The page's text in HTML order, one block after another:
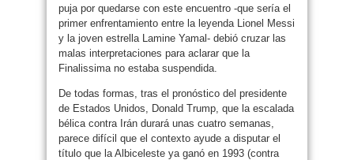
puja por quedarse con este encuentro -que sería el
primer enfrentamiento entre la leyenda Lionel Messi
y la joven estrella Lamine Yamal- debió cruzar las
malas interpretaciones para aclarar que la
Finalissima no estaba suspendida.
De todas formas, tras el pronóstico del presidente
de Estados Unidos, Donald Trump, que la escalada
bélica contra Irán durará unas cuatro semanas,
parece difícil que el contexto ayude a disputar el
título que la Albiceleste ya ganó en 1993 (contra